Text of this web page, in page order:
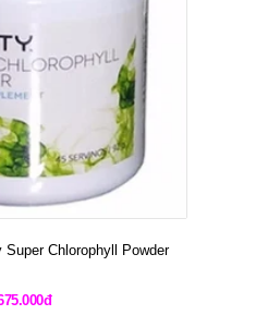
Chlorophyll Powder